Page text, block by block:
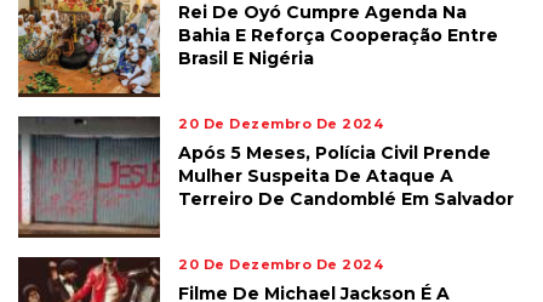
Rei De Oyó Cumpre Agenda Na
Bahia E Reforça Cooperação Entre
Brasil E Nigéria
20 De Dezembro De 2024
Após 5 Meses, Polícia Civil Prende
Mulher Suspeita De Ataque A
Terreiro De Candomblé Em Salvador
20 De Dezembro De 2024
Filme De Michael Jackson É A